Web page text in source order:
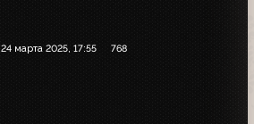
24 марта 2025, 17:55 768